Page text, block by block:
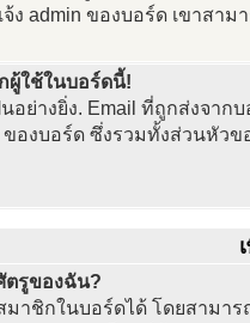
ง admin ของบอร์ด เขาสา
ผู้ใช้ในบอร์ดนี้!
นอย่างยิ่ง. Email ที่ถูกส่งจ
ของบอร์ด ซึ่งรวมทั้งส่วนหัว
ตรูของฉัน?
ชิกในบอร์ดได้ โดยสามา